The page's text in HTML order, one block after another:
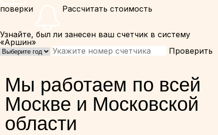
поверки Рассчитать стоимость
Узнайте, был ли занесен ваш счетчик в систему
«Аршин»
Проверить
Мы работаем по всей
Москве и Московской
области